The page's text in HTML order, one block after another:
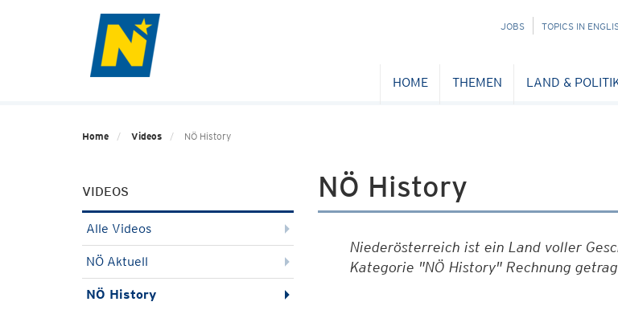
NAVIGATION
JOBS TOPICS IN
HOME THEMEN LAND &
Home Videos NÖ History
VIDEOS
Alle Videos
NÖ Aktuell
NÖ History
NÖ History
Niederösterreich ist ein Land voller
Kategorie "NÖ History" Rechnung